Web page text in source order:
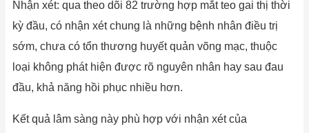
Nhận xét: qua theo dõi 82 trường hợp mắt teo gai thị thời
kỳ đầu, có nhận xét chung là những bệnh nhân điều trị
sớm, chưa có tổn thương huyết quản võng mạc, thuộc
loại không phát hiện được rõ nguyên nhân hay sau đau
đầu, khả năng hồi phục nhiều hơn.
Kết quả lâm sàng này phù hợp với nhận xét của